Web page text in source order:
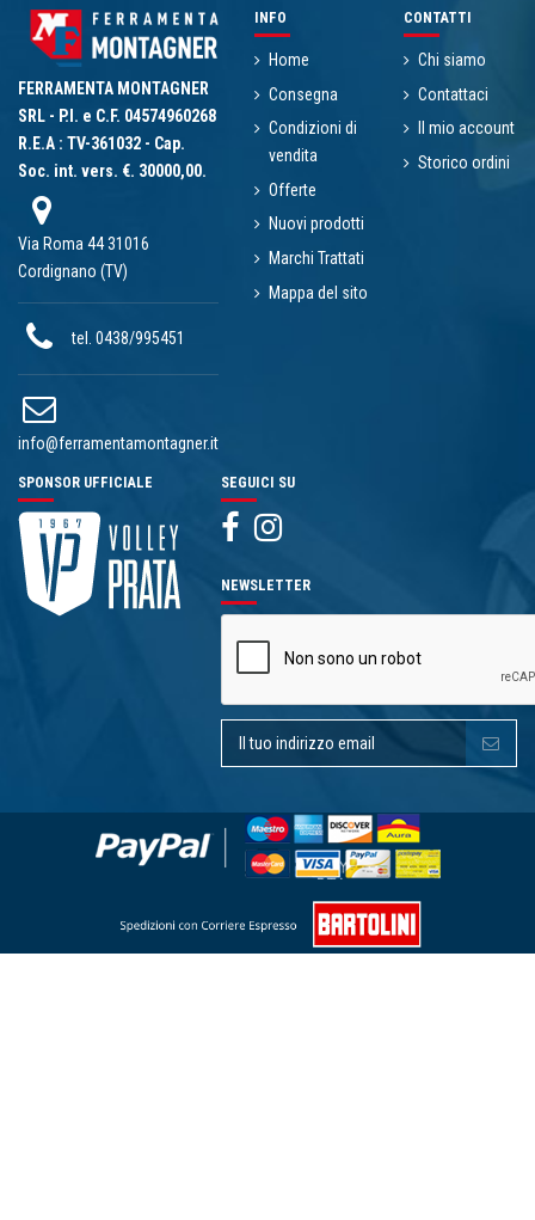
FERRAMENTA MONTAGNER
SRL - P.I. e C.F. 04574960268
R.E.A : TV-361032 - Cap.
Soc. int. vers. €. 30000,00.
Via Roma 44 31016
Cordignano (TV)
tel. 0438/995451
info@ferramentamontagner.it
SPONSOR UFFICIALE
INFO
Home
Consegna
Condizioni di
vendita
Offerte
Nuovi prodotti
Marchi Trattati
Mappa del sito
CONTATTI
Chi siamo
Contattaci
Il mio account
Storico ordini
SEGUICI SU
NEWSLETTER